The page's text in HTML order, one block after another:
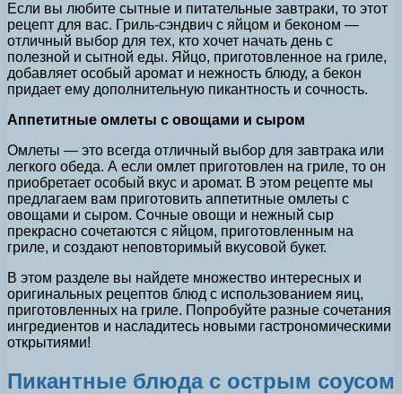
Если вы любите сытные и питательные завтраки, то этот
рецепт для вас. Гриль-сэндвич с яйцом и беконом —
отличный выбор для тех, кто хочет начать день с
полезной и сытной еды. Яйцо, приготовленное на гриле,
добавляет особый аромат и нежность блюду, а бекон
придает ему дополнительную пикантность и сочность.
Аппетитные омлеты с овощами и сыром
Омлеты — это всегда отличный выбор для завтрака или
легкого обеда. А если омлет приготовлен на гриле, то он
приобретает особый вкус и аромат. В этом рецепте мы
предлагаем вам приготовить аппетитные омлеты с
овощами и сыром. Сочные овощи и нежный сыр
прекрасно сочетаются с яйцом, приготовленным на
гриле, и создают неповторимый вкусовой букет.
В этом разделе вы найдете множество интересных и
оригинальных рецептов блюд с использованием яиц,
приготовленных на гриле. Попробуйте разные сочетания
ингредиентов и насладитесь новыми гастрономическими
открытиями!
Пикантные блюда с острым соусом